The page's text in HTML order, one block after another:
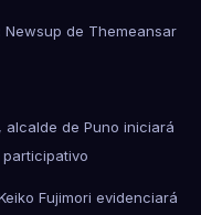
Newsup de Themeansar
de Puno iniciará
Fujimori evidenciará